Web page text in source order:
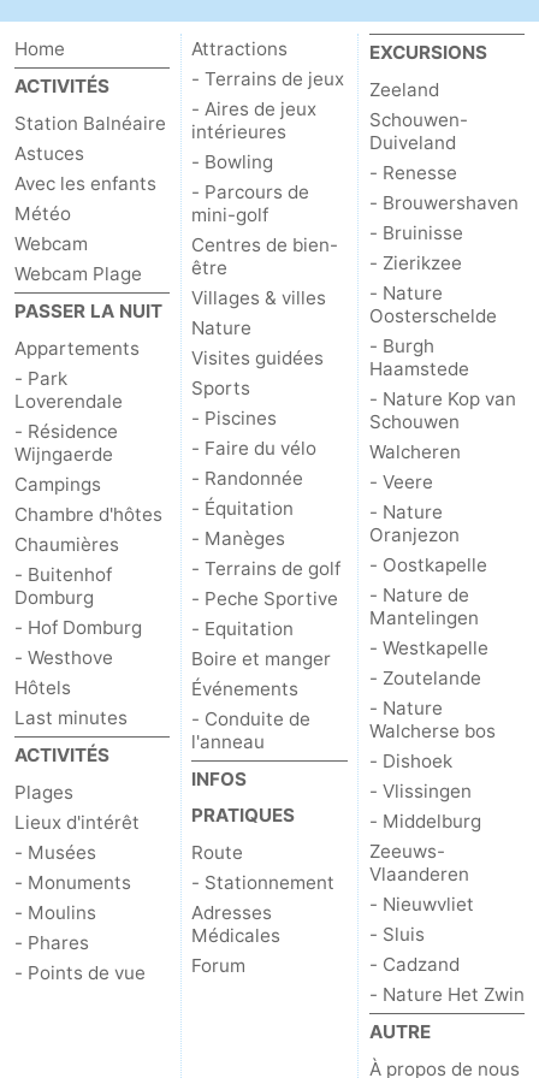
Mantelingen
Zoutelande
-
Nature
Walcherse
bos
-
Dishoek
-
Vlissingen
-
Vlaanderen
-
Nieuwvliet
Sluis
Cadzand
-
Het
Zwin
Contact
Home
ACTIVITÉS
Station Balnéaire
Astuces
Avec les enfants
Météo
Webcam
Webcam Plage
PASSER LA NUIT
Appartements
- Park
Loverendale
- Résidence
Wijngaerde
Campings
Chambre d'hôtes
Chaumières
- Buitenhof
Domburg
- Hof Domburg
- Westhove
Hôtels
Last minutes
ACTIVITÉS
Plages
Lieux d'intérêt
- Musées
- Monuments
- Moulins
- Phares
- Points de vue
Attractions
- Terrains de jeux
- Aires de jeux
intérieures
- Bowling
- Parcours de
mini-golf
Centres de bien-
être
Villages & villes
Nature
Visites guidées
Sports
- Piscines
- Faire du vélo
- Randonnée
- Équitation
- Manèges
- Terrains de golf
- Peche Sportive
- Equitation
Boire et manger
Événements
- Conduite de
l'anneau
INFOS
PRATIQUES
Route
- Stationnement
Adresses
Médicales
Forum
EXCURSIONS
Zeeland
Schouwen-
Duiveland
- Renesse
- Brouwershaven
- Bruinisse
- Zierikzee
- Nature
Oosterschelde
- Burgh
Haamstede
- Nature Kop van
Schouwen
Walcheren
- Veere
- Nature
Oranjezon
- Oostkapelle
- Nature de
Mantelingen
- Westkapelle
- Zoutelande
- Nature
Walcherse bos
- Dishoek
- Vlissingen
- Middelburg
Zeeuws-
Vlaanderen
- Nieuwvliet
- Sluis
- Cadzand
- Nature Het Zwin
AUTRE
À propos de nous